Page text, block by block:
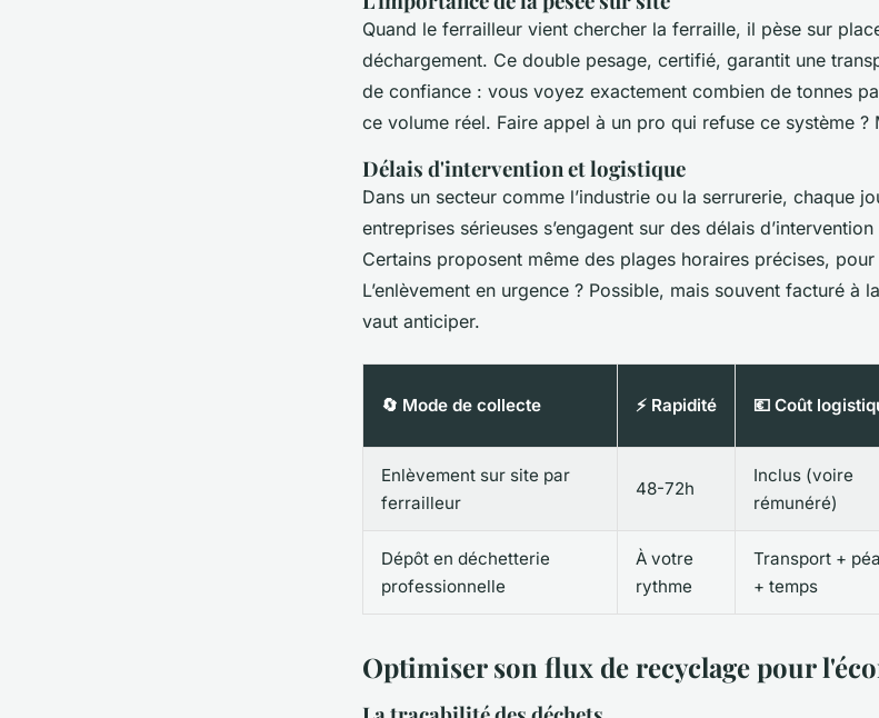
Quand le ferrailleur vient chercher la ferraille, il pèse sur
déchargement. Ce double pesage, certifié, garantit une
de confiance : vous voyez exactement combien de tonnes
ce volume réel. Faire appel à un pro qui refuse ce système ?
Délais d'intervention et logistique
Dans un secteur comme l’industrie ou la serrurerie, chaque
entreprises sérieuses s’engagent sur des délais
Certains proposent même des plages horaires précises,
L’enlèvement en urgence ? Possible, mais souvent facturé à
vaut anticiper.
🔄 Mode de collecte ⚡ Rapidité 💶 Coût
Enlèvement sur site par
ferrailleur
48-72h
Inclus (voire
rémunéré)
Dépôt en déchetterie
professionnelle
À votre
rythme
Transport +
+ temps
Optimiser son flux de recyclage pour